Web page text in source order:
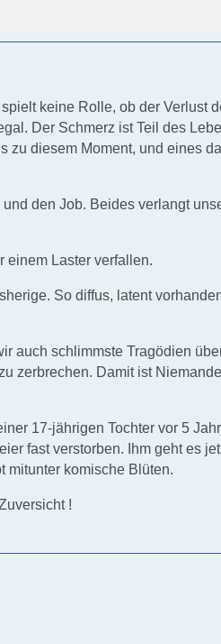
keine Rolle, ob der Verlust
Der Schmerz ist Teil des
zu diesem Moment, und eines
den Job. Beides verlangt
einem Laster verfallen.
So diffus, latent
auch schlimmste Tragödien
zerbrechen. Damit ist
17-jährigen Tochter vor 5
fast verstorben. Ihm geht es
mitunter komische Blüten.
!